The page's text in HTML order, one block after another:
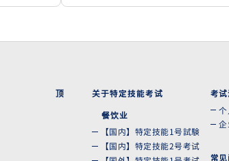
顶
关于特定技能考试
餐饮业
【国内】特定技能1号試験
【国内】特定技能2号考试
考
常